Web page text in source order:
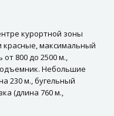
курортной зоны
красные, максимальный
800 до 2500 м.,
Небольшие
230 м., бугельный
(длина 760 м.,